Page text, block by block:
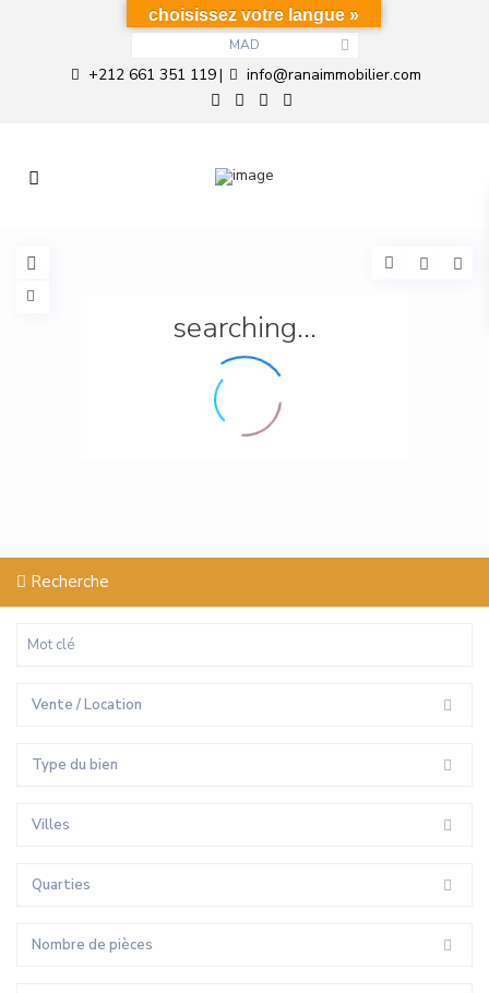
MAD
+212 661 351 119| info@ranaimmobilier.com
searching...
Recherche
Vente / Location
Type du bien
Villes
Quarties
Nombre de pièces
choisissez votre langue »